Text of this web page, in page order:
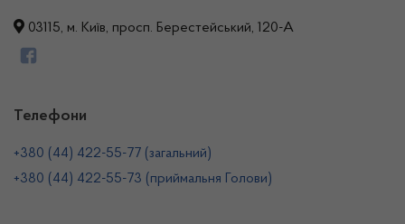
03115, м. Київ, просп. Берестейський, 120-А
Телефони
+380 (44) 422-55-77 (загальний)
+380 (44) 422-55-73 (приймальня Голови)